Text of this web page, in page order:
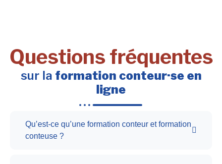
Questions fréquentes
sur la formation conteur·se en
ligne
Qu’est-ce qu’une formation conteur et formation
conteuse ?